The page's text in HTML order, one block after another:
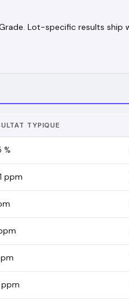
Lot-specific results ship
TYPIQUE
%
ppm
ppm